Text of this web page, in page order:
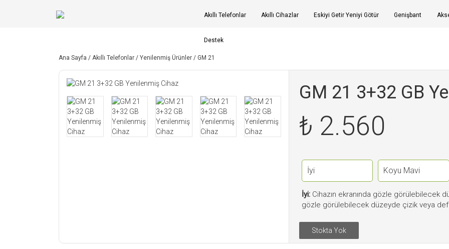
Akıllı Telefonlar Akıllı Cihazlar Eskiyi Getir Yeniyi Götür Genişbant
Destek
Ana Sayfa / Akıllı Telefonlar / Yenilenmiş Ürünler / GM 21
GM 21 3+32 GB
₺ 2.560
İyi: Cihazın ekranında gözle görülebilecek
gözle görülebilecek düzeyde çizik veya
Stokta Yok